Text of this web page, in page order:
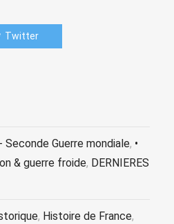
Twitter
Seconde Guerre mondiale, •
& guerre froide, DERNIERES
, Histoire de France,